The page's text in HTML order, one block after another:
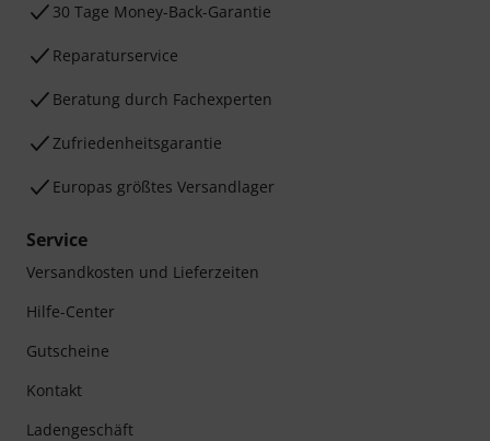
30 Tage Money-Back-Garantie
Reparaturservice
Beratung durch Fachexperten
Zufriedenheitsgarantie
Europas größtes Versandlager
Service
Versandkosten und Lieferzeiten
Hilfe-Center
Gutscheine
Kontakt
Ladengeschäft